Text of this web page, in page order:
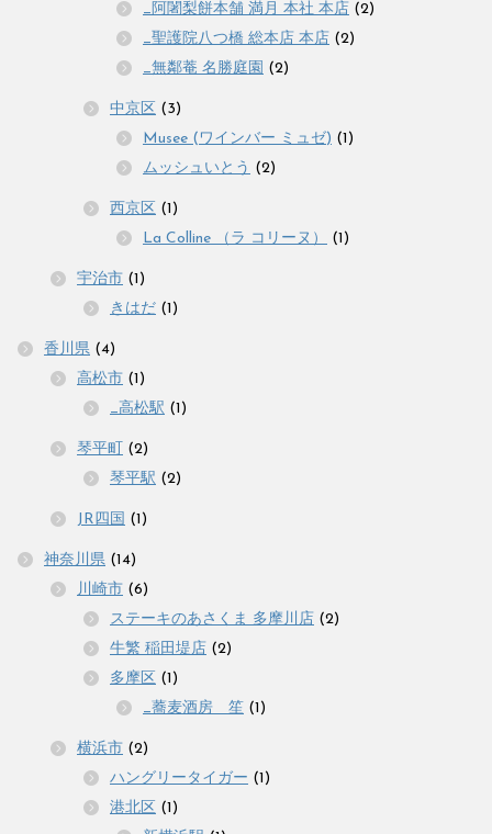
_阿闍梨餅本舗 満月 本社 本店 (2)
_聖護院八つ橋 総本店 本店 (2)
_無鄰菴 名勝庭園 (2)
中京区 (3)
Musee (ワインバー ミュゼ) (1)
ムッシュいとう (2)
西京区 (1)
La Colline （ラ コリーヌ）
(1)
宇治市 (1)
きはだ (1)
香川県 (4)
高松市 (1)
_高松駅 (1)
琴平町 (2)
琴平駅 (2)
JR四国 (1)
神奈川県 (14)
川崎市 (6)
ステーキのあさくま 多摩川店 (2)
牛繁 稲田堤店 (2)
多摩区 (1)
_蕎麦酒房 笙 (1)
横浜市 (2)
ハングリータイガー (1)
港北区 (1)